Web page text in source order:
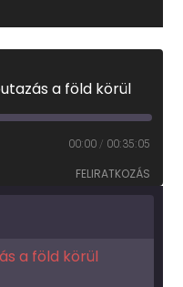
a föld körül
00:00 / 00:35:05
FELIRATKOZÁS
a föld körül